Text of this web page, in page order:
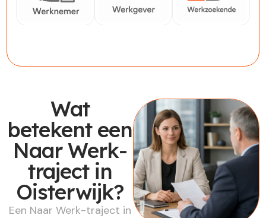
Wat
betekent een
Naar Werk-
traject in
Oisterwijk?
Een Naar Werk-traject in